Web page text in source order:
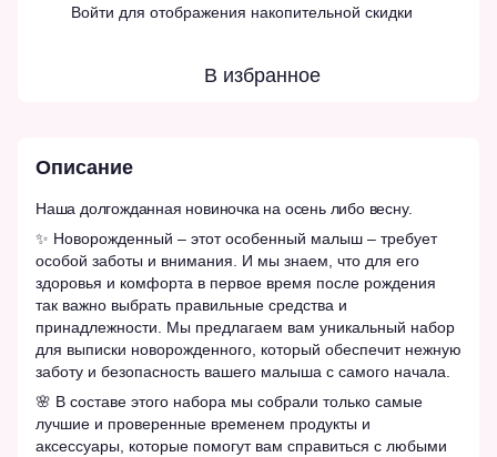
Войти для отображения накопительной скидки
В избранное
Описание
Наша долгожданная новиночка на осень либо весну.
✨ Новорожденный – этот особенный малыш – требует
особой заботы и внимания. И мы знаем, что для его
здоровья и комфорта в первое время после рождения
так важно выбрать правильные средства и
принадлежности. Мы предлагаем вам уникальный набор
для выписки новорожденного, который обеспечит нежную
заботу и безопасность вашего малыша с самого начала.
🌸 В составе этого набора мы собрали только самые
лучшие и проверенные временем продукты и
аксессуары, которые помогут вам справиться с любыми